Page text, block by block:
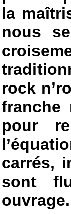
la
nous
rock
franche
pour
carrés,
sont
ouvrage.